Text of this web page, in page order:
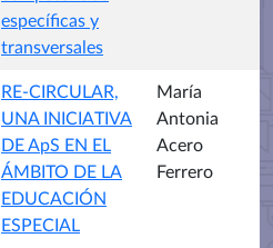
específicas y
transversales
RE-CIRCULAR,
UNA INICIATIVA
DE ApS EN EL
ÁMBITO DE LA
EDUCACIÓN
ESPECIAL
María
Antonia
Acero
Ferrero